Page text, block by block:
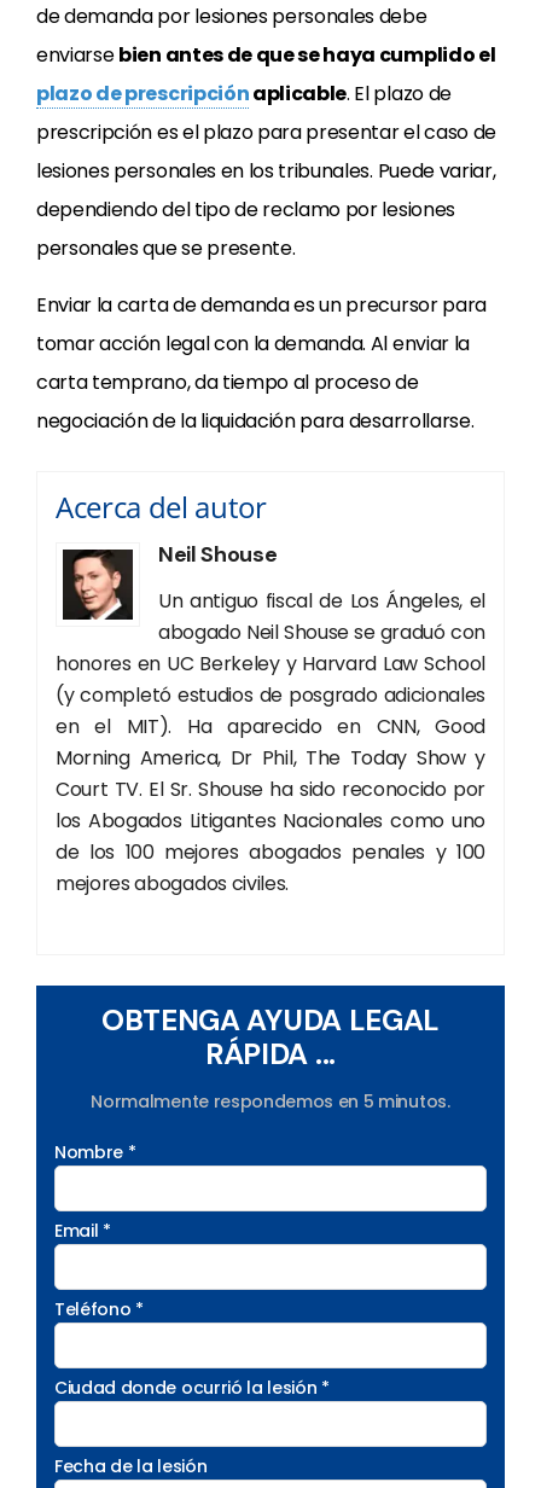
de demanda por lesiones personales debe
enviarsebien antes de que se haya cumplido el
plazo de prescripciónaplicable. El plazo de
prescripción es el plazo para presentar el caso de
lesiones personales en los tribunales. Puede variar,
dependiendo del tipo de reclamo por lesiones
personales que se presente.
Enviar la carta de demanda es un precursor para
tomar acción legal con la demanda. Al enviar la
carta temprano, da tiempo al proceso de
negociación de la liquidación para desarrollarse.
Acerca del autor
Neil Shouse
Un antiguo fiscal de Los Ángeles, el
abogado Neil Shouse se graduó con
honores en UC Berkeley y Harvard Law School
(y completó estudios de posgrado adicionales
en el MIT). Ha aparecido en CNN, Good
Morning America, Dr Phil, The Today Show y
Court TV. El Sr. Shouse ha sido reconocido por
los Abogados Litigantes Nacionales como uno
de los 100 mejores abogados penales y 100
mejores abogados civiles.
OBTENGA AYUDA LEGAL
RÁPIDA ...
Normalmente respondemos en 5 minutos.
Nombre *
Email *
Teléfono *
Ciudad donde ocurrió la lesión *
Fecha de la lesión